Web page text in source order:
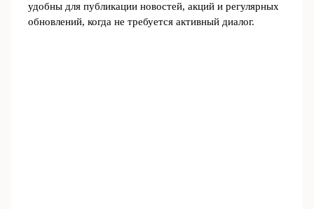
удобны для публикации новостей, акций и регулярных
обновлений, когда не требуется активный диалог.